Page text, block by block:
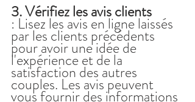
3. Vérifiez les avis clients
: Lisez les avis en ligne laissés
par les clients précédents
pour avoir une idée de
l'expérience et de la
satisfaction des autres
couples. Les avis peuvent
vous fournir des informations